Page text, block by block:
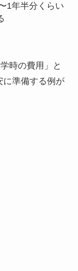
1年半分くらい
時の費用」と
に準備する例が